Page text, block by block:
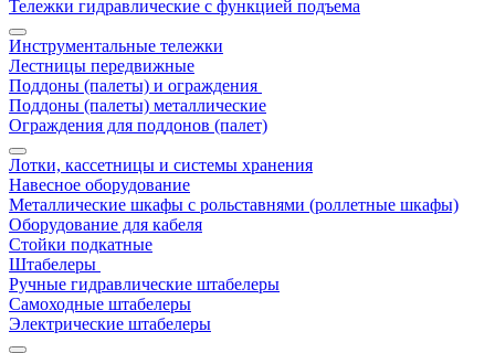
Тележки гидравлические с функцией подъема
Инструментальные тележки
Лестницы передвижные
Поддоны (палеты) и ограждения
Поддоны (палеты) металлические
Ограждения для поддонов (палет)
Лотки, кассетницы и системы хранения
Навесное оборудование
Металлические шкафы с рольставнями (роллетные шкафы)
Оборудование для кабеля
Стойки подкатные
Штабелеры
Ручные гидравлические штабелеры
Самоходные штабелеры
Электрические штабелеры